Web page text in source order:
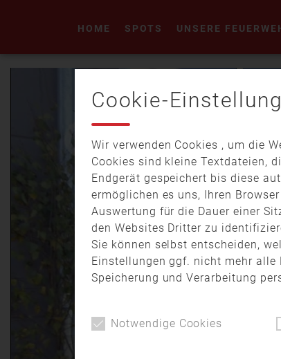
HOME SPOTS UNSERE
Cookie-
Wir verwenden Cookies , um die
Cookies sind kleine Textdateien,
Endgerät gespeichert bis diese
ermöglichen es uns, Ihren
Auswertung für die Dauer einer
den Websites Dritter zu
Sie können selbst entscheiden,
Einstellungen ggf. nicht mehr alle
Speicherung und Verarbeitung
Notwendige Cookies